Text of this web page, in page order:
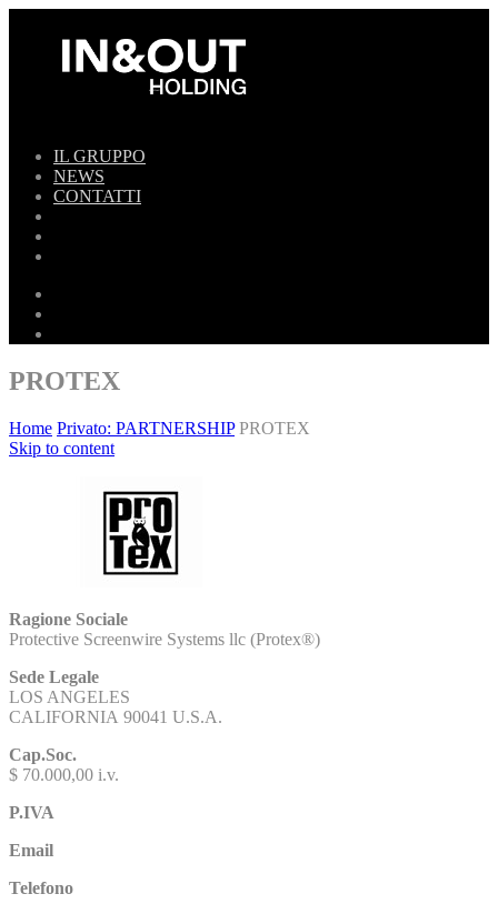
IL GRUPPO
NEWS
CONTATTI
PROTEX
Home Privato: PARTNERSHIP PROTEX
Skip to content
Ragione Sociale
Protective Screenwire Systems llc (Protex®)
Sede Legale
LOS ANGELES
CALIFORNIA 90041 U.S.A.
Cap.Soc.
$ 70.000,00 i.v.
P.IVA
Email
Telefono